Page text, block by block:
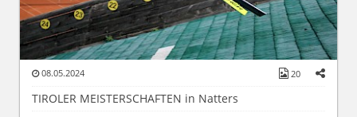
08.05.2024 20
TIROLER MEISTERSCHAFTEN in Natters